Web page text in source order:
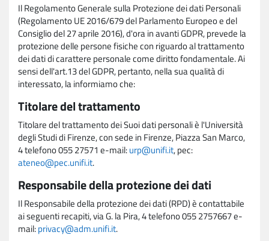
Il Regolamento Generale sulla Protezione dei dati Personali
(Regolamento UE 2016/679 del Parlamento Europeo e del
Consiglio del 27 aprile 2016), d'ora in avanti GDPR, prevede la
protezione delle persone fisiche con riguardo al trattamento
dei dati di carattere personale come diritto fondamentale. Ai
sensi dell'art.13 del GDPR, pertanto, nella sua qualità di
interessato, la informiamo che:
Titolare del trattamento
Titolare del trattamento dei Suoi dati personali è l'Università
degli Studi di Firenze, con sede in Firenze, Piazza San Marco,
4 telefono 055 27571 e-mail:urp@unifi.it, pec:
ateneo@pec.unifi.it.
Responsabile della protezione dei dati
Il Responsabile della protezione dei dati (RPD) è contattabile
ai seguenti recapiti, via G. la Pira, 4 telefono 055 2757667 e-
mail:privacy@adm.unifi.it.